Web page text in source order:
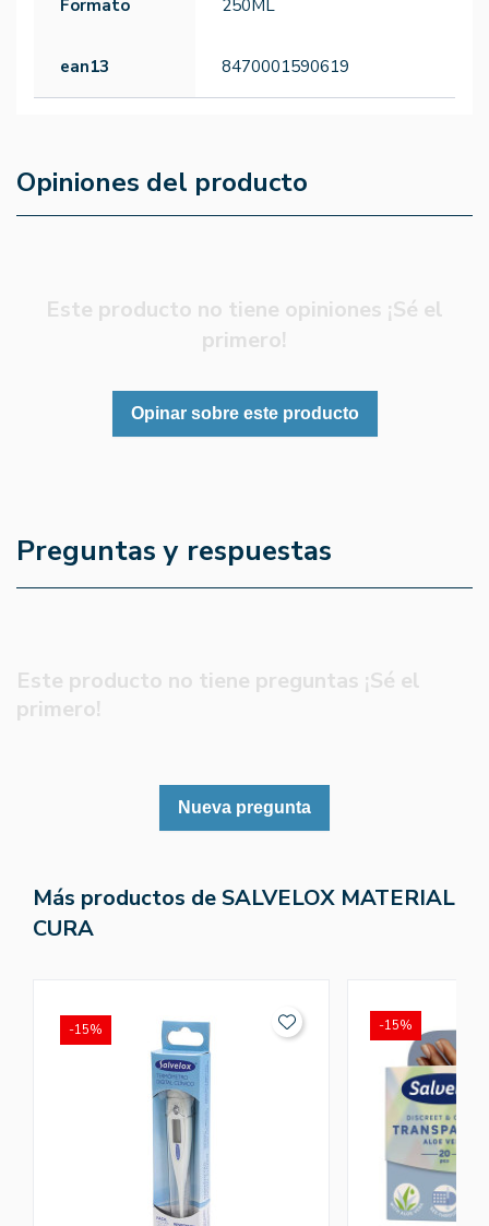
Formato 250ML
ean13 8470001590619
Opiniones del producto
Este producto no tiene opiniones ¡Sé el
primero!
Opinar sobre este producto
Preguntas y respuestas
Este producto no tiene preguntas ¡Sé el
primero!
Nueva pregunta
Más productos de SALVELOX MATERIAL
CURA
-15% -15%